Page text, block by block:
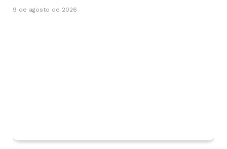
9 de agosto de 2026